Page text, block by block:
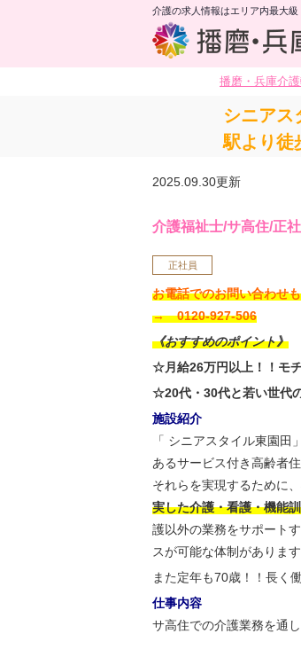
介護の求人情報はエリア内最大級
播磨・兵庫介
シニアス
駅より徒
2025.09.30更新
介護福祉士/サ高住/正
正社員
お電話でのお問い合わせ
→ 0120-927-506
《おすすめのポイント》
☆月給26万円以上！！モ
☆20代・30代と若い世代
施設紹介
「 シニアスタイル東園
あるサービス付き高齢者
それらを実現するために、
実した介護・看護・機能
護以外の業務をサポート
スが可能な体制があります
また定年も70歳！！長く
仕事内容
サ高住での介護業務を通